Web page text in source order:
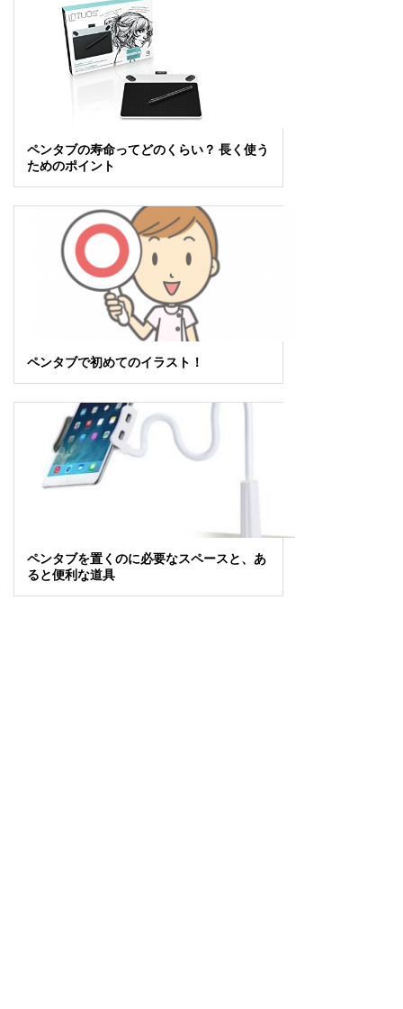
ペンタブの寿命ってどのくらい？ 長く使う
ためのポイント
ペンタブで初めてのイラスト！
ペンタブを置くのに必要なスペースと、あ
ると便利な道具